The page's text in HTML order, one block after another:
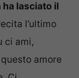
ha lasciato il
l’ultimo
ci ami,
amore